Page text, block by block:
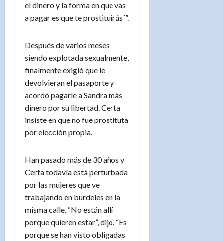
el dinero y la forma en que vas
a pagar es que te prostituirás´”.
Después de varios meses
siendo explotada sexualmente,
finalmente exigió que le
devolvieran el pasaporte y
acordó pagarle a Sandra más
dinero por su libertad. Certa
insiste en que no fue prostituta
por elección propia.
Han pasado más de 30 años y
Certa todavía está perturbada
por las mujeres que ve
trabajando en burdeles en la
misma calle. “No están allí
porque quieren estar”, dijo. “Es
porque se han visto obligadas